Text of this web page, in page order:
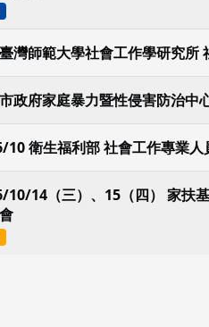
灣師範大學社會工作學研究所
政府家庭暴力暨性侵害防治中
10 衛生福利部 社會工作專業
10/14（三）、15（四） 家扶